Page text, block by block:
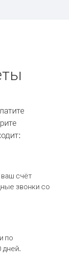
счёт
звонки со
по
дней.